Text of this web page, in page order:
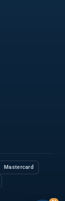
Mastercard